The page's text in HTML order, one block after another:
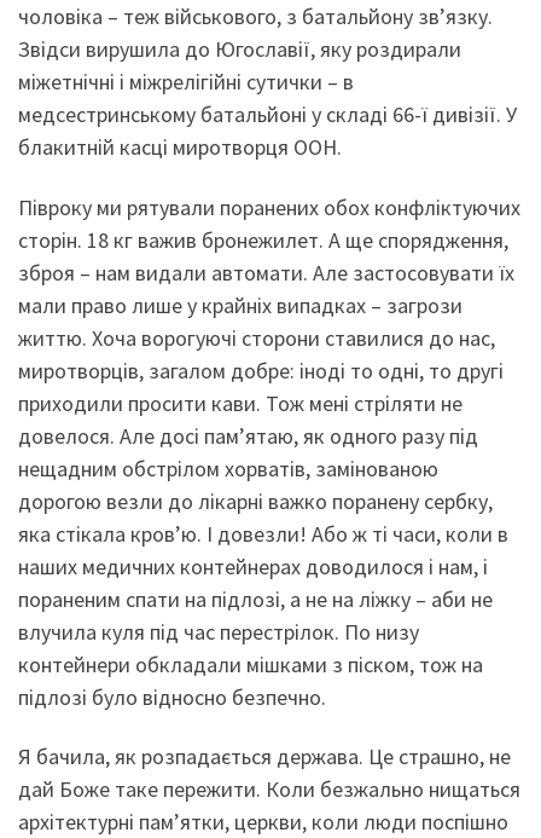
чоловіка – теж військового, з батальйону зв’язку.
Звідси вирушила до Югославії, яку роздирали
міжетнічні і міжрелігійні сутички – в
медсестринському батальйоні у складі 66-ї дивізії. У
блакитній касці миротворця ООН.
Півроку ми рятували поранених обох конфліктуючих
сторін. 18 кг важив бронежилет. А ще спорядження,
зброя – нам видали автомати. Але застосовувати їх
мали право лише у крайніх випадках – загрози
життю. Хоча ворогуючі сторони ставилися до нас,
миротворців, загалом добре: іноді то одні, то другі
приходили просити кави. Тож мені стріляти не
довелося. Але досі пам’ятаю, як одного разу під
нещадним обстрілом хорватів, замінованою
дорогою везли до лікарні важко поранену сербку,
яка стікала кров’ю. І довезли! Або ж ті часи, коли в
наших медичних контейнерах доводилося і нам, і
пораненим спати на підлозі, а не на ліжку – аби не
влучила куля під час перестрілок. По низу
контейнери обкладали мішками з піском, тож на
підлозі було відносно безпечно.
Я бачила, як розпадається держава. Це страшно, не
дай Боже таке пережити. Коли безжально нищаться
архітектурні пам’ятки, церкви, коли люди поспішно